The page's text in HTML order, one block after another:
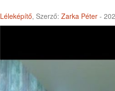
Léleképítő, Szerző: Zarka Péter -